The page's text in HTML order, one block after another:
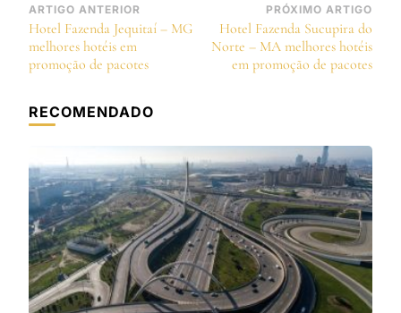
Navegação
de
post
ARTIGO ANTERIOR
Hotel Fazenda Jequitaí – MG
melhores hotéis em
promoção de pacotes
PRÓXIMO ARTIGO
Hotel Fazenda Sucupira do
Norte – MA melhores hotéis
em promoção de pacotes
RECOMENDADO